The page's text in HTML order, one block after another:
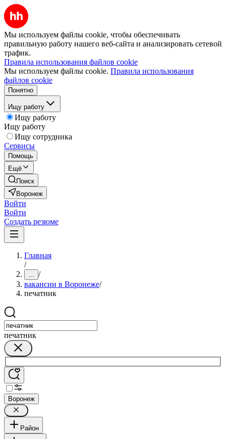
Мы используем файлы cookie, чтобы обеспечивать
правильную работу нашего веб-сайта и анализировать сетевой
трафик.
Правила использования файлов cookie
Мы используем файлы cookie. Правила использования
файлов cookie
Понятно
Ищу работу
Ищу работу
Ищу работу
Ищу сотрудника
Сервисы
Помощь
Ещё
Поиск
Воронеж
Войти
Войти
Создать резюме
Главная
/
... /
вакансии в Воронеже/
печатник
печатник
Воронеж
Район